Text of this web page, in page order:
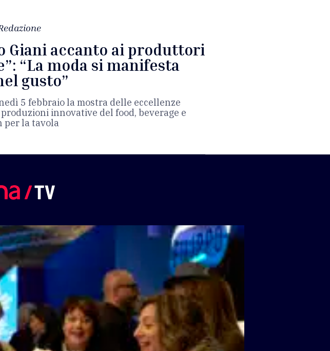
Giani accanto ai produttori
“La moda si manifesta
gusto”
5 febbraio la mostra delle eccellenze
innovative del food, beverage e
per la tavola